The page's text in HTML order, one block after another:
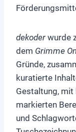
dekoder wurde
dem Grimme
Gründe,
kuratierte
Gestaltung,
markierten
und